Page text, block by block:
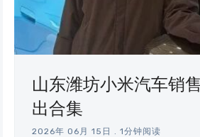
山东潍坊小米汽车销
出合集
2026年 06月 15日 1分钟阅读